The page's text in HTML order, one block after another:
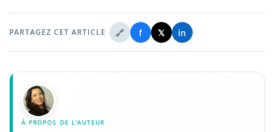
PARTAGEZ CET ARTICLE 🔗 f 𝕏 in
À PROPOS DE L'AUTEUR